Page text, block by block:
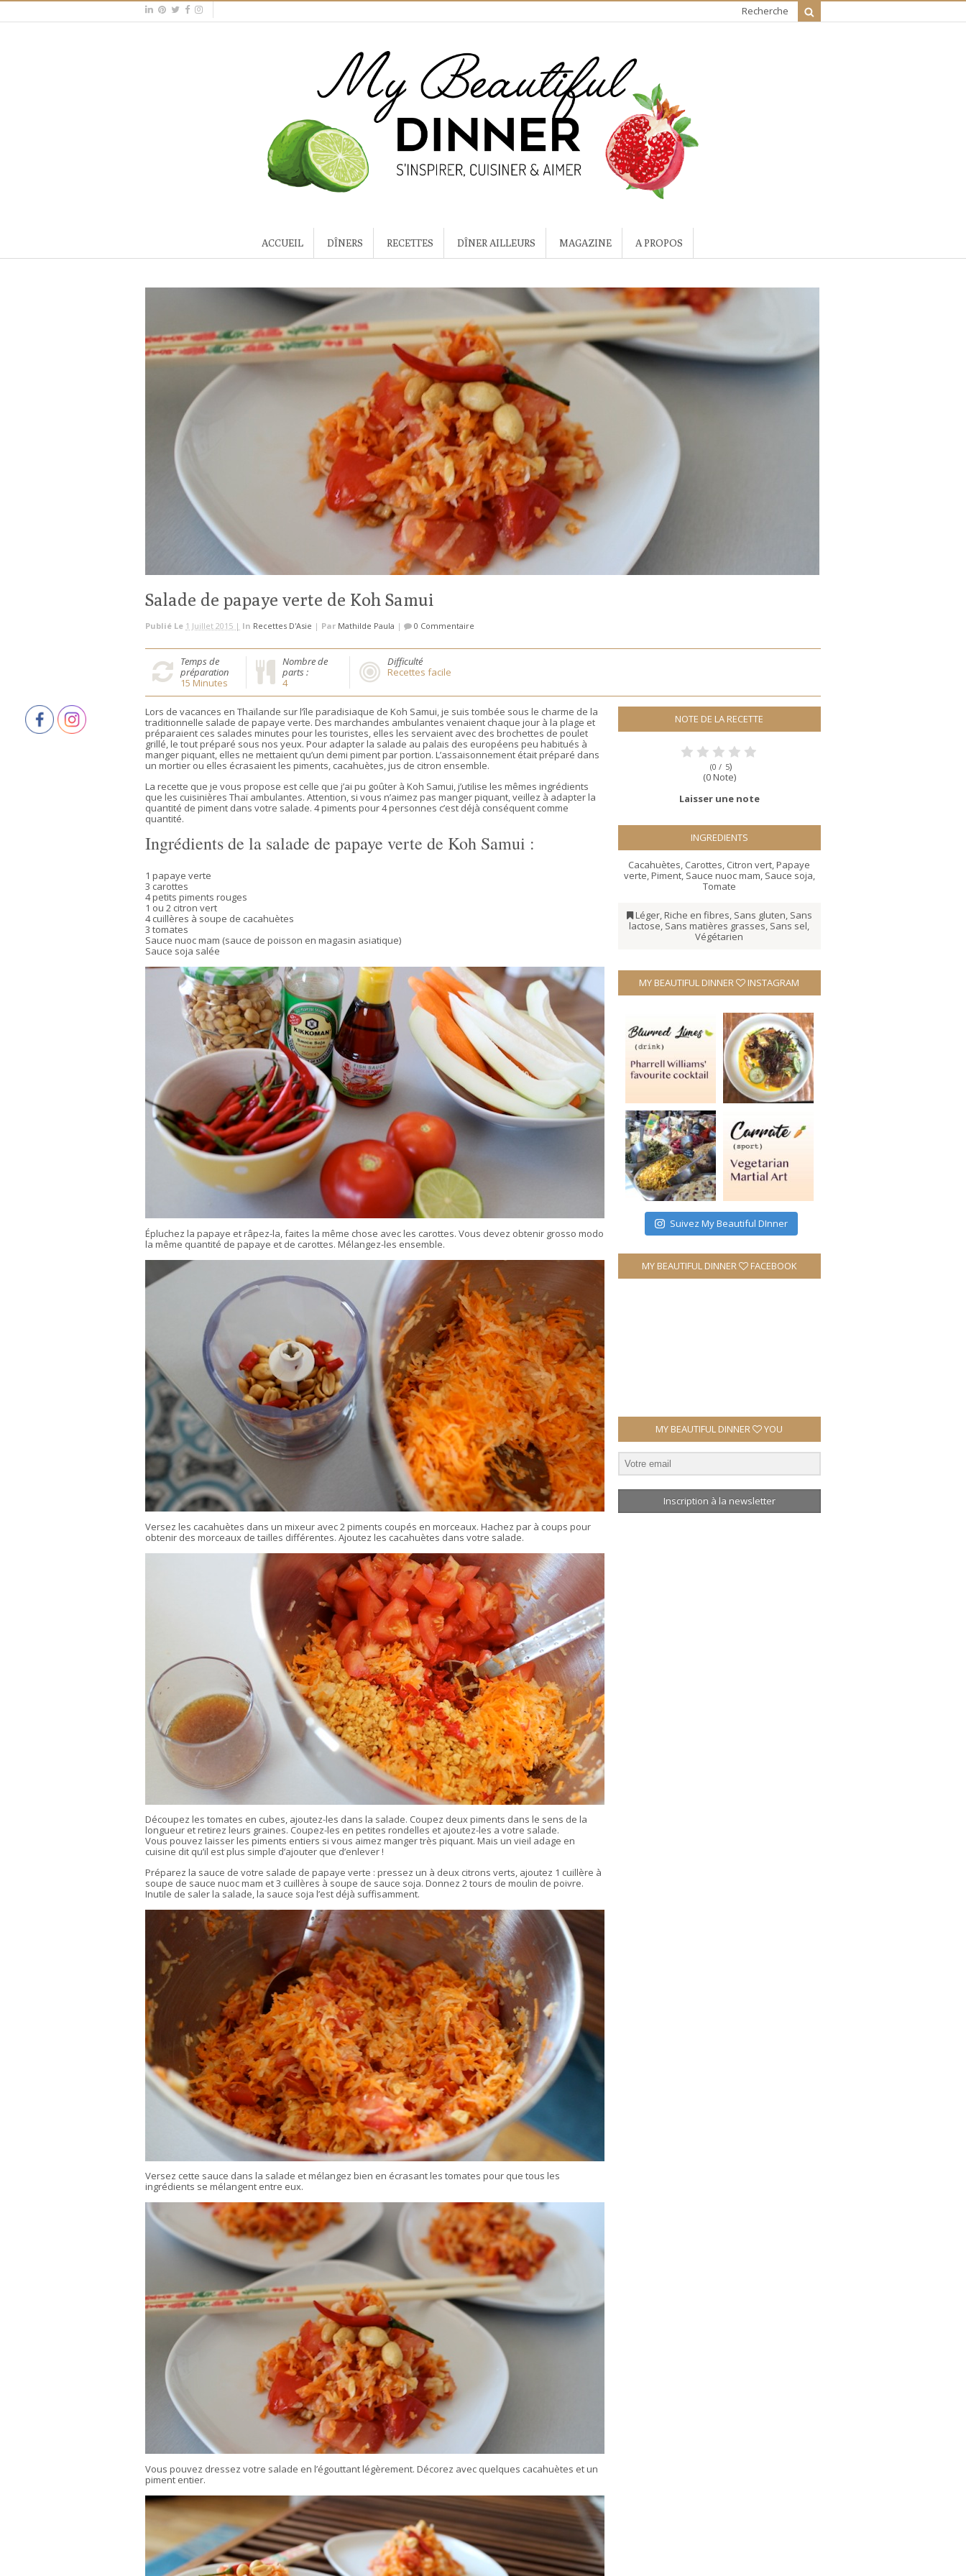
Recherche
ACCUEIL DÎNERS RECETTES DÎNER AILLEURS MAGAZINE A PROPOS
Salade de papaye verte de Koh Samui
Publié Le 1 Juillet 2015 | In Recettes D'Asie | Par Mathilde Paula | 0 Commentaire
Temps de
préparation
15 Minutes
Nombre de
parts :
4
Difficulté
Recettes facile
Lors de vacances en Thaïlande sur l’île paradisiaque de Koh Samui, je suis tombée sous le charme de la
traditionnelle salade de papaye verte. Des marchandes ambulantes venaient chaque jour à la plage et
préparaient ces salades minutes pour les touristes, elles les servaient avec des brochettes de poulet
grillé, le tout préparé sous nos yeux. Pour adapter la salade au palais des européens peu habitués à
manger piquant, elles ne mettaient qu’un demi piment par portion. L’assaisonnement était préparé dans
un mortier ou elles écrasaient les piments, cacahuètes, jus de citron ensemble.
La recette que je vous propose est celle que j’ai pu goûter à Koh Samui, j’utilise les mêmes ingrédients
que les cuisinières Thaï ambulantes. Attention, si vous n’aimez pas manger piquant, veillez à adapter la
quantité de piment dans votre salade. 4 piments pour 4 personnes c’est déjà conséquent comme
quantité.
Ingrédients de la salade de papaye verte de Koh Samui :
1 papaye verte
3 carottes
4 petits piments rouges
1 ou 2 citron vert
4 cuillères à soupe de cacahuètes
3 tomates
Sauce nuoc mam (sauce de poisson en magasin asiatique)
Sauce soja salée
Épluchez la papaye et râpez-la, faites la même chose avec les carottes. Vous devez obtenir grosso modo
la même quantité de papaye et de carottes. Mélangez-les ensemble.
Versez les cacahuètes dans un mixeur avec 2 piments coupés en morceaux. Hachez par à coups pour
obtenir des morceaux de tailles différentes. Ajoutez les cacahuètes dans votre salade.
Découpez les tomates en cubes, ajoutez-les dans la salade. Coupez deux piments dans le sens de la
longueur et retirez leurs graines. Coupez-les en petites rondelles et ajoutez-les a votre salade.
Vous pouvez laisser les piments entiers si vous aimez manger très piquant. Mais un vieil adage en
cuisine dit qu’il est plus simple d’ajouter que d’enlever !
Préparez la sauce de votre salade de papaye verte : pressez un à deux citrons verts, ajoutez 1 cuillère à
soupe de sauce nuoc mam et 3 cuillères à soupe de sauce soja. Donnez 2 tours de moulin de poivre.
Inutile de saler la salade, la sauce soja l’est déjà suffisamment.
Versez cette sauce dans la salade et mélangez bien en écrasant les tomates pour que tous les
ingrédients se mélangent entre eux.
Vous pouvez dressez votre salade en l’égouttant légèrement. Décorez avec quelques cacahuètes et un
piment entier.
NOTE DE LA RECETTE
(0 / 5)
(0 Note)
Laisser une note
INGREDIENTS
Cacahuètes, Carottes, Citron vert,Papaye
verte,Piment, Sauce nuoc mam, Sauce soja,
Tomate
Léger, Riche en fibres, Sans gluten, Sans
lactose, Sans matières grasses, Sans sel,
Végétarien
MY BEAUTIFUL DINNER INSTAGRAM
Suivez My Beautiful DInner
MY BEAUTIFUL DINNER FACEBOOK
MY BEAUTIFUL DINNER YOU
Inscription à la newsletter